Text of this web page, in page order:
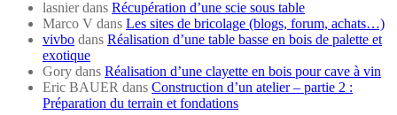
lasnierdans Récupération d’une scie sous table
Marco V dans Les sites de bricolage (blogs, forum, achats…)
vivbo dans Réalisation d’une table basse en bois de palette et
exotique
Gory dans Réalisation d’une clayette en bois pour cave à vin
Eric BAUER dans Construction d’un atelier – partie 2 :
Préparation du terrain et fondations